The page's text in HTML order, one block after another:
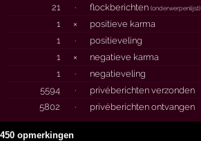
21 · flockberichten(onderwerpenlijst)
1 ×
positieve karma
1
·
positieveling
1
×
negatieve karma
1
·
negatieveling
5594
·
privéberichten verzonden
5802
· privéberichten ontvangen
450 opmerkingen